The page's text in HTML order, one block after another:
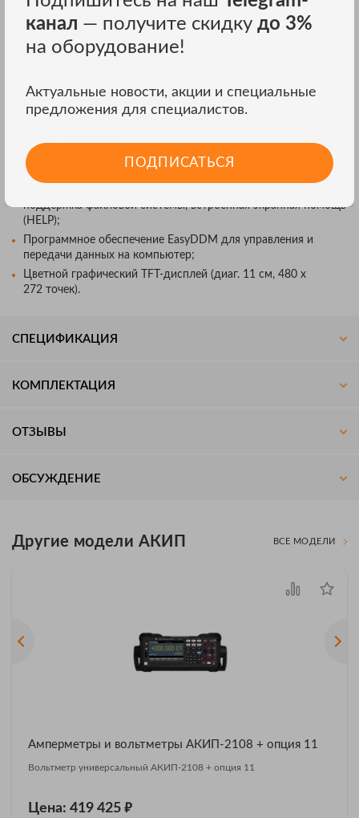
Измерение температуры (термопара и
термосопротивление/Rtd);
Математические функции и статистическая обработка (мин/
Одновременное измерение 2-х параметров;
Интерфейсы: LAN, USB (поддержка VXI11, USBTMC), GPIB
(опция – кабель адаптер);
поддержка файловой системы, встроенная экранная помощь
(HELP);
Программное обеспечение EasyDDM для управления и
передачи данных на компьютер;
Цветной графический TFT-дисплей (диаг. 11 см, 480 х
272 точек).
СПЕЦИФИКАЦИЯ
КОМПЛЕКТАЦИЯ
ОТЗЫВЫ
ОБСУЖДЕНИЕ
Другие модели АКИП ВСЕ МОДЕЛИ
Амперметры и вольтметры АКИП-2108 + опция 11
Вольтметр универсальный АКИП-2108 + опция 11
Цена: 419 425 ₽
канал — получите скидку до 3%
на оборудование!
Актуальные новости, акции и специальные
предложения для специалистов.
ПОДПИСАТЬСЯ